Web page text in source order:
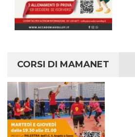
CORSI DI MAMANET